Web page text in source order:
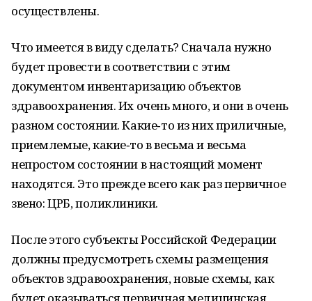
осуществлены.
Что имеется в виду сделать? Сначала нужно
будет провести в соответствии с этим
документом инвентаризацию объектов
здравоохранения. Их очень много, и они в очень
разном состоянии. Какие‑то из них приличные,
приемлемые, какие‑то в весьма и весьма
непростом состоянии в настоящий момент
находятся. Это прежде всего как раз первичное
звено: ЦРБ, поликлиники.
После этого субъекты Российской Федерации
должны предусмотреть схемы размещения
объектов здравоохранения, новые схемы, как